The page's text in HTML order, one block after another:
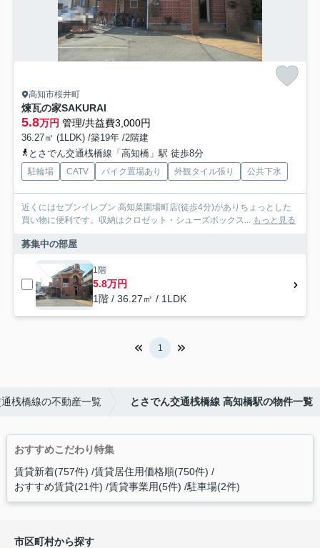
高知市桜井町
煉瓦の家SAKURAI
5.8万円 管理/共益費3,000円
36.27㎡ (1LDK) /築19年 /2階建
とさでん交通桟橋線「高知橋」駅 徒歩8分
駐輪場 CATV バイク置場あり 外観タイル張り 公共下水
近くにはセブンイレブン 高知菜園場町店(徒歩4分)がありちょっとした
買い物に便利です。収納はクロゼット・シューズボックス...
もっと見る
募集中の部屋
1階
5.8万円
1階 / 36.27㎡ / 1LDK
1
桟橋線の不動産一覧 とさでん交通桟橋線 高知橋駅の物件一覧
おすすめこだわり特集
賃貸新着(757件) 賃貸居住用価格順(750件)
おすすめ賃貸(21件) 賃貸事業用(5件) 駐車場(2件)
市区町村から探す